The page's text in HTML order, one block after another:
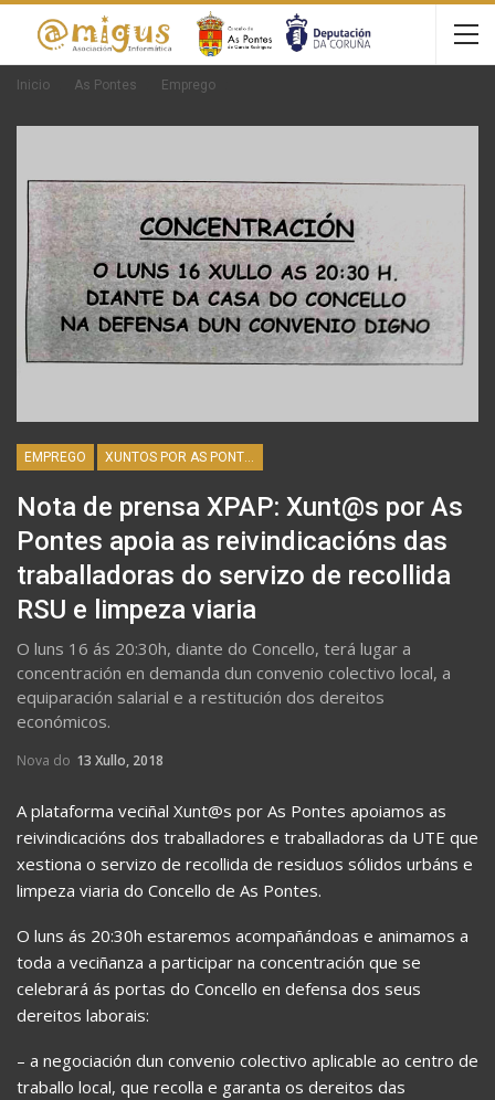
Inicio As Pontes Emprego
EMPREGO
Nota de prensa XPAP: Xunt@s por As
Pontes apoia as reivindicacións das
traballadoras do servizo de recollida
RSU e limpeza viaria
O luns 16 ás 20:30h, diante do Concello, terá lugar a
concentración en demanda dun convenio colectivo local, a
equiparación salarial e a restitución dos dereitos
económicos.
Nova do 13 Xullo, 2018
A plataforma veciñal Xunt@s por As Pontes apoiamos as
reivindicacións dos traballadores e traballadoras da UTE que
xestiona o servizo de recollida de residuos sólidos urbáns e
limpeza viaria do Concello de As Pontes.
O luns ás 20:30h estaremos acompañándoas e animamos a
toda a veciñanza a participar na concentración que se
celebrará ás portas do Concello en defensa dos seus
dereitos laborais:
– a negociación dun convenio colectivo aplicable ao centro de
traballo local, que recolla e garanta os dereitos das